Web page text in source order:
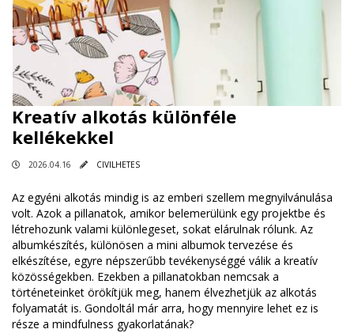
Kreatív alkotás különféle
kellékekkel
2026.04.16 CIVILHETES
Az egyéni alkotás mindig is az emberi szellem megnyilvánulása
volt. Azok a pillanatok, amikor belemerülünk egy projektbe és
létrehozunk valami különlegeset, sokat elárulnak rólunk. Az
albumkészítés, különösen a mini albumok tervezése és
elkészítése, egyre népszerűbb tevékenységgé válik a kreatív
közösségekben. Ezekben a pillanatokban nemcsak a
történeteinket örökítjük meg, hanem élvezhetjük az alkotás
folyamatát is. Gondoltál már arra, hogy mennyire lehet ez is
része a mindfulness gyakorlatának?